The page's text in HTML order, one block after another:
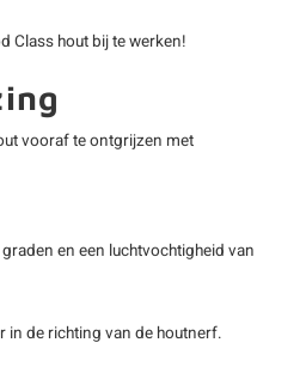
Class hout bij te werken!
vooraf te ontgrijzen met
en een luchtvochtigheid van
in de richting van de houtnerf.